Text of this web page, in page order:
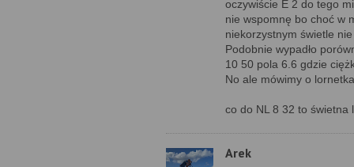
oczywiście E 2 do tego
nie wspomnę bo choć w
niekorzystnym świetle
Podobnie wypadło
10 50 pola 6.6 gdzie
No ale mówimy o
co do NL 8 32 to świetna
Arek